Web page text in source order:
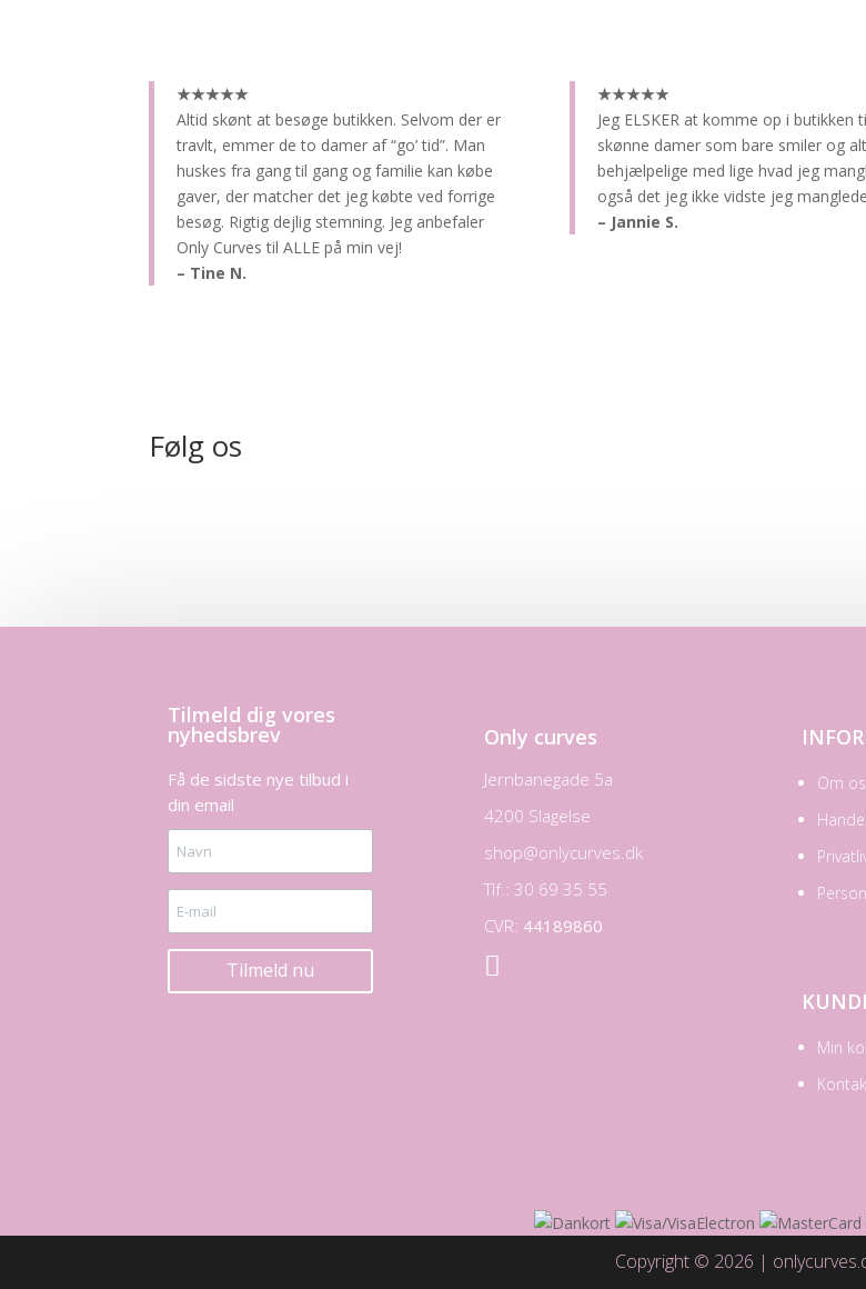
★★★★★
Altid skønt at besøge butikken. Selvom der er
travlt, emmer de to damer af “go’ tid”. Man
huskes fra gang til gang og familie kan købe
gaver, der matcher det jeg købte ved forrige
besøg. Rigtig dejlig stemning. Jeg anbefaler
Only Curves til ALLE på min vej!
– Tine N.
★★★★★
Jeg ELSKER at komme op i butikken
skønne damer som bare smiler og
behjælpelige med lige hvad jeg
også det jeg ikke vidste jeg
– Jannie S.
Følg os
Tilmeld dig vores
nyhedsbrev
Få de sidste nye tilbud i
din email
Tilmeld nu
Only curves
Jernbanegade 5a
4200 Slagelse
shop@onlycurves.dk
Tlf.: 30 69 35 55
CVR: 44189860

Om os
Min
Copyright © 2026 |